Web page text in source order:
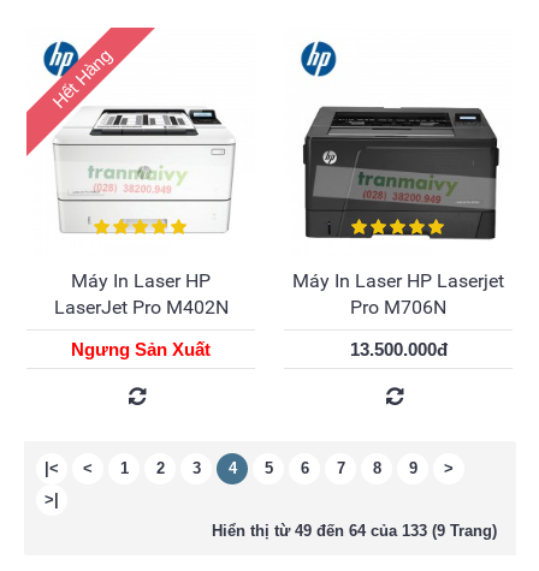
Hết Hàng
Máy In Laser HP
LaserJet Pro M402N
Ngưng Sản Xuất
Máy In Laser HP Laserjet
Pro M706N
13.500.000đ
|< < 1 2 3 4 5 6 7 8 9
>
>|
Hiển thị từ 49 đến 64 của 133 (9 Trang)